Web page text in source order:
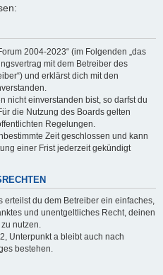
2004-2023“ (im Folgenden „das
mit dem Betreiber des
und erklärst dich mit den
nicht einverstanden bist, so darfst du
die Nutzung des Boards gelten
Regelungen.
Zeit geschlossen und kann
einer Frist jederzeit gekündigt
erteilst du dem Betreiber ein einfaches,
und unentgeltliches Recht, deinen
nutzen.
Unterpunkt a bleibt auch nach
bestehen.